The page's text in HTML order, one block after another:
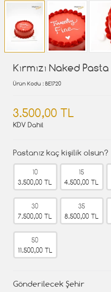
Kırmızı Naked Pasta
Ürün Kodu : BE1720
3.500,00 TL
KDV Dahil
Pastanız kaç kişilik olsun?
10
3.500,00 TL
15
4.500,00 TL
30
7.500,00 TL
35
8.500,00 TL
50
11.500,00 TL
Gönderilecek Şehir